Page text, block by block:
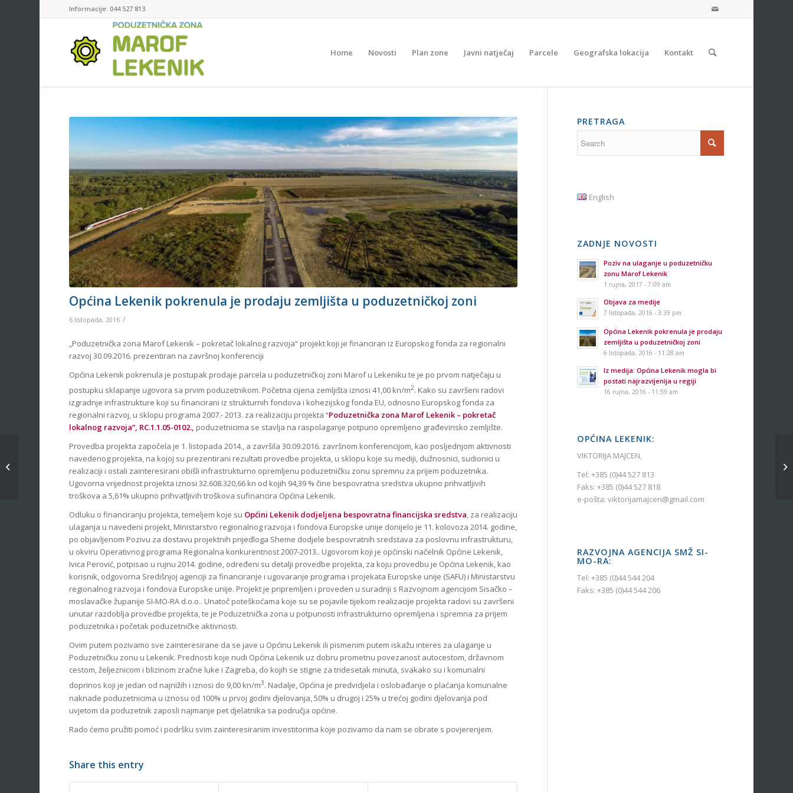
Informacije: 044 527 813
Home Novosti Plan zone Javni natječaj Parcele Geografska lokacija Kontakt
Općina Lekenik pokrenula je prodaju zemljišta u poduzetničkoj zoni
6 listopada, 2016 /
„Poduzetnička zona Marof Lekenik – pokretač lokalnog razvoja“ projekt koji je financiran iz Europskog fonda za regionalni
razvoj 30.09.2016. prezentiran na završnoj konferenciji
Općina Lekenik pokrenula je postupak prodaje parcela u poduzetničkoj zoni Marof u Lekeniku te je po prvom natječaju u
postupku sklapanje ugovora sa prvim poduzetnikom. Početna cijena zemljišta iznosi 41,00 kn/m2. Kako su završeni radovi
izgradnje infrastrukture koji su financirani iz strukturnih fondova i kohezijskog fonda EU, odnosno Europskog fonda za
regionalni razvoj, u sklopu programa 2007.- 2013. za realizaciju projekta “Poduzetnička zona Marof Lekenik – pokretač
lokalnog razvoja”, RC.1.1.05-0102., poduzetnicima se stavlja na raspolaganje potpuno opremljeno građevinsko zemljište.
Provedba projekta započela je 1. listopada 2014., a završila 30.09.2016. završnom konferencijom, kao posljednjom aktivnosti
navedenog projekta, na kojoj su prezentirani rezultati provedbe projekta, u sklopu koje su mediji, dužnosnici, sudionici u
realizaciji i ostali zainteresirani obišli infrastrukturno opremljenu poduzetničku zonu spremnu za prijem poduzetnika.
Ugovorna vrijednost projekta iznosi 32.608.320,66 kn od kojih 94,39 % čine bespovratna sredstva ukupno prihvatljivih
troškova a 5,61% ukupno prihvatljivih troškova sufinancira Općina Lekenik.
Odluku o financiranju projekta, temeljem koje su Općini Lekenik dodjeljena bespovratna financijska sredstva, za realizaciju
ulaganja u navedeni projekt, Ministarstvo regionalnog razvoja i fondova Europske unije donijelo je 11. kolovoza 2014. godine,
po objavljenom Pozivu za dostavu projektnih prijedloga Sheme dodjele bespovratnih sredstava za poslovnu infrastrukturu,
u okviru Operativnog programa Regionalna konkurentnost 2007-2013.. Ugovorom koji je općinski načelnik Općine Lekenik,
Ivica Perović, potpisao u rujnu 2014. godine, određeni su detalji provedbe projekta, za koju provedbu je Općina Lekenik, kao
korisnik, odgovorna Središnjoj agenciji za financiranje i ugovaranje programa i projekata Europske unije (SAFU) i Ministarstvu
regionalnog razvoja i fondova Europske unije. Projekt je pripremljen i proveden u suradnji s Razvojnom agencijom Sisačko –
moslavačke županije SI-MO-RA d.o.o.. Unatoč poteškoćama koje su se pojavile tijekom realizacije projekta radovi su završeni
unutar razdoblja provedbe projekta, te je Poduzetnička zona u potpunosti infrastrukturno opremljena i spremna za prijem
poduzetnika i početak poduzetničke aktivnosti.
Ovim putem pozivamo sve zainteresirane da se jave u Općinu Lekenik ili pismenim putem iskažu interes za ulaganje u
Poduzetničku zonu u Lekenik. Prednosti koje nudi Općina Lekenik uz dobru prometnu povezanost autocestom, državnom
cestom, željeznicom i blizinom zračne luke i Zagreba, do kojih se stigne za tridesetak minuta, svakako su i komunalni
doprinos koji je jedan od najnižih i iznosi do 9,00 kn/m3. Nadalje, Općina je predvidjela i oslobađanje o plaćanja komunalne
naknade poduzetnicima u iznosu od 100% u prvoj godini djelovanja, 50% u drugoj i 25% u trećoj godini djelovanja pod
uvjetom da poduzetnik zaposli najmanje pet djelatnika sa područja općine.
Rado ćemo pružiti pomoć i podršku svim zainteresiranim investitorima koje pozivamo da nam se obrate s povjerenjem.
Share this entry
PRETRAGA
English
ZADNJE NOVOSTI
Poziv na ulaganje u poduzetničku
zonu Marof Lekenik
1 rujna, 2017 - 7:09 am
Objava za medije
7 listopada, 2016 - 3:39 pm
Općina Lekenik pokrenula je prodaju
zemljišta u poduzetničkoj zoni
6 listopada, 2016 - 11:28 am
Iz medija: Općina Lekenik mogla bi
postati najrazvijenija u regiji
16 rujna, 2016 - 11:59 am
OPĆINA LEKENIK:
VIKTORIJA MAJCEN,
Tel: +385 (0)44 527 813
Faks: +385 (0)44 527 818
e-pošta: viktorijamajcen@gmail.com
RAZVOJNA AGENCIJA SMŽ SI-
MO-RA:
Tel: +385 (0)44 544 204
Faks: +385 (0)44 544 206
Iz medija: Općina
Lekenik mogla bi
postati najrazvijenija u